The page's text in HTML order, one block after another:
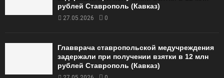
рублей Ставрополь (Кавказ)
27.05.2026 0
Главврача ставропольской медучреждения
задержали при получении взятки в 12 млн
рублей Ставрополь (Кавказ)